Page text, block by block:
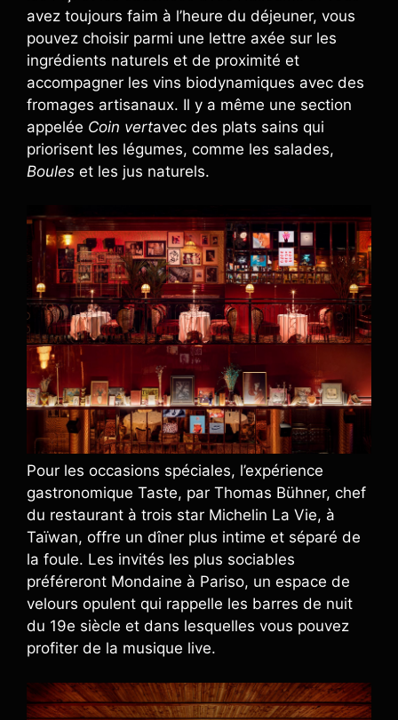
avez toujours faim à l’heure du déjeuner, vous
pouvez choisir parmi une lettre axée sur les
ingrédients naturels et de proximité et
accompagner les vins biodynamiques avec des
fromages artisanaux. Il y a même une section
appelée Coin vertavec des plats sains qui
priorisent les légumes, comme les salades,
Boules et les jus naturels.
Pour les occasions spéciales, l’expérience
gastronomique Taste, par Thomas Bühner, chef
du restaurant à trois star Michelin La Vie, à
Taïwan, offre un dîner plus intime et séparé de
la foule. Les invités les plus sociables
préféreront Mondaine à Pariso, un espace de
velours opulent qui rappelle les barres de nuit
du 19e siècle et dans lesquelles vous pouvez
profiter de la musique live.